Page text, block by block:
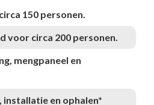
150 personen.
voor circa 200 personen.
mengpaneel en
installatie en ophalen*